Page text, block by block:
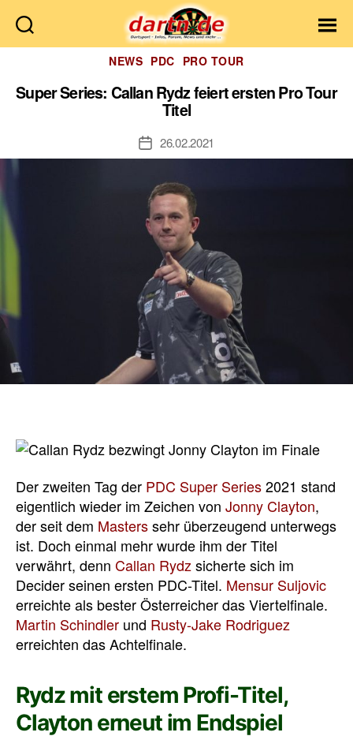
Dartn.de
Kategorien
NEWS PDC PRO TOUR
Super Series: Callan Rydz feiert ersten Pro Tour
Titel
Veröffentlichungsdatum
26.02.2021
Der zweiten Tag der PDC Super Series2021 stand
eigentlich wieder im Zeichen von Jonny Clayton,
der seit dem Masterssehr überzeugend unterwegs
ist. Doch einmal mehr wurde ihm der Titel
verwährt, denn Callan Rydzsicherte sich im
Decider seinen ersten PDC-Titel. Mensur Suljovic
erreichte als bester Österreicher das Viertelfinale.
Martin Schindler und Rusty-Jake Rodriguez
erreichten das Achtelfinale.
Rydz mit erstem Profi-Titel,
Clayton erneut im Endspiel